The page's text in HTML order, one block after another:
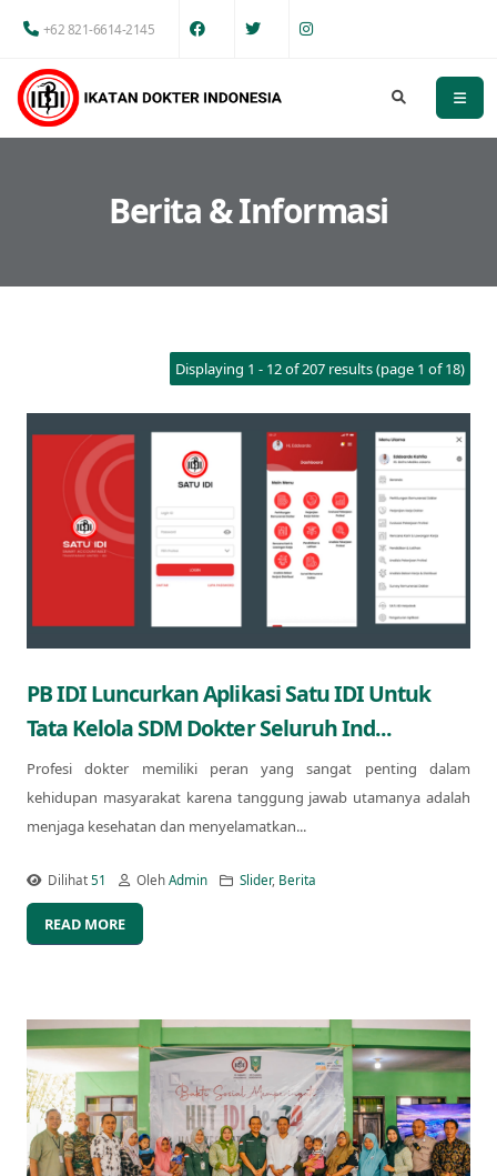
+62 821-6614-2145
Berita & Informasi
Displaying 1 - 12 of 207 results (page 1 of 18)
PB IDI Luncurkan Aplikasi Satu IDI Untuk
Tata Kelola SDM Dokter Seluruh Ind...
Profesi dokter memiliki peran yang sangat penting dalam
kehidupan masyarakat karena tanggung jawab utamanya adalah
menjaga kesehatan dan menyelamatkan...
Dilihat51 OlehAdmin Slider, Berita
READ MORE